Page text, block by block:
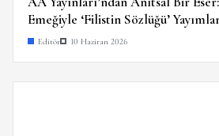
Emeğiyle ‘Filistin Sözlüğü’
Editör 10 Haziran 2026